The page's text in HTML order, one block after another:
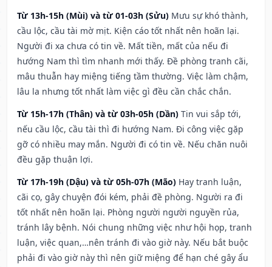
Từ 13h-15h (Mùi) và từ 01-03h (Sửu) Mưu sự khó thành,
cầu lộc, cầu tài mờ mịt. Kiện cáo tốt nhất nên hoãn lại.
Người đi xa chưa có tin về. Mất tiền, mất của nếu đi
hướng Nam thì tìm nhanh mới thấy. Đề phòng tranh cãi,
mâu thuẫn hay miệng tiếng tầm thường. Việc làm chậm,
lâu la nhưng tốt nhất làm việc gì đều cần chắc chắn.
Từ 15h-17h (Thân) và từ 03h-05h (Dần) Tin vui sắp tới,
nếu cầu lộc, cầu tài thì đi hướng Nam. Đi công việc gặp
gỡ có nhiều may mắn. Người đi có tin về. Nếu chăn nuôi
đều gặp thuận lợi.
Từ 17h-19h (Dậu) và từ 05h-07h (Mão) Hay tranh luận,
cãi cọ, gây chuyện đói kém, phải đề phòng. Người ra đi
tốt nhất nên hoãn lại. Phòng người người nguyền rủa,
tránh lây bệnh. Nói chung những việc như hội họp, tranh
luận, việc quan,…nên tránh đi vào giờ này. Nếu bắt buộc
phải đi vào giờ này thì nên giữ miệng để hạn ché gây ẩu